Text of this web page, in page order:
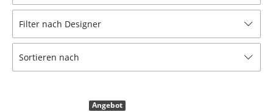
Bänke & Liegen
Sitzsäcke
Filter nach Designer
Sortieren nach
Angebot